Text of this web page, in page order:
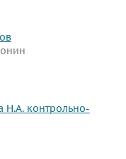
Н.А. контрольно-